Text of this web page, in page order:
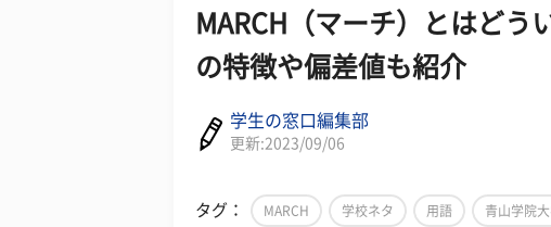
MARCH（マーチ）とはどう
の特徴や偏差値も紹介
学生の窓口編集部
更新:2023/09/06
タグ： MARCH 学校ネタ 用語 青山学院